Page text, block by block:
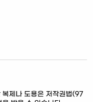
제나 도용은 저작권법(97